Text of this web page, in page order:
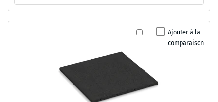
Ajouter à la
comparaison